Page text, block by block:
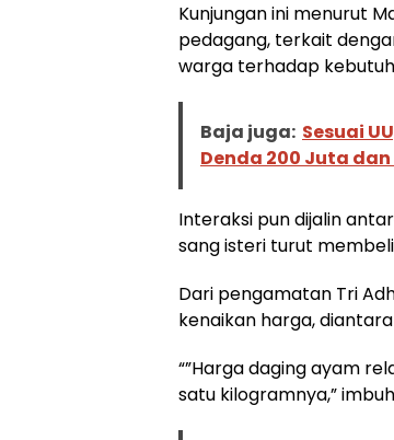
Kunjungan ini menurut
pedagang, terkait
warga terhadap
Baja juga: Sesuai
Denda 200 Juta dan
Interaksi pun dijalin
sang isteri turut
Dari pengamatan Tri
kenaikan harga,
“”Harga daging ayam
satu kilogramnya,”